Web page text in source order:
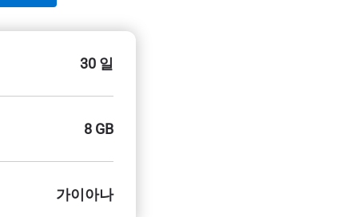
30 일
8 GB
가이아나